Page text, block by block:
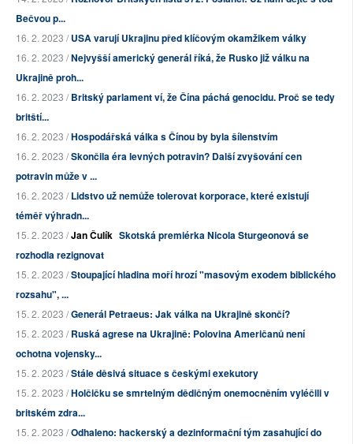
Bečvou p...
16. 2. 2023 /USA varují Ukrajinu před klíčovým okamžikem války
16. 2. 2023 /Nejvyšší americký generál říká, že Rusko již válku na
Ukrajině proh...
16. 2. 2023 /Britský parlament ví, že Čína páchá genocidu. Proč se tedy
britští...
16. 2. 2023 /Hospodářská válka s Čínou by byla šílenstvím
16. 2. 2023 /Skončila éra levných potravin? Další zvyšování cen
potravin může v ...
16. 2. 2023 /Lidstvo už nemůže tolerovat korporace, které existují
téměř výhradn...
15. 2. 2023 /Jan Čulík Skotská premiérka Nicola Sturgeonová se
rozhodla rezignovat
15. 2. 2023 /Stoupající hladina moří hrozí "masovým exodem biblického
rozsahu", ...
15. 2. 2023 /Generál Petraeus: Jak válka na Ukrajině skončí?
15. 2. 2023 /Ruská agrese na Ukrajině: Polovina Američanů není
ochotna vojensky...
15. 2. 2023 /Stále děsivá situace s českými exekutory
15. 2. 2023 /Holčičku se smrtelným dědičným onemocněním vyléčili v
britském zdra...
15. 2. 2023 /Odhaleno: hackerský a dezinformační tým zasahující do